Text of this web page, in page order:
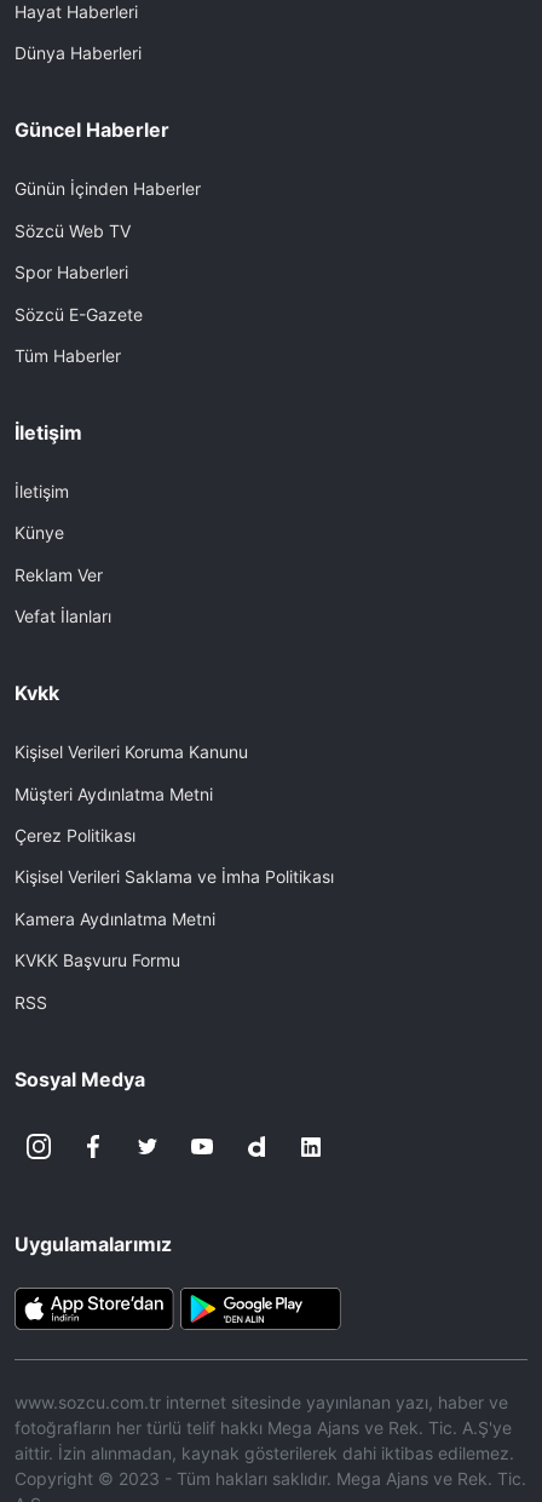
Hayat Haberleri
Dünya Haberleri
Güncel Haberler
Günün İçinden Haberler
Sözcü Web TV
Spor Haberleri
Sözcü E-Gazete
Tüm Haberler
İletişim
İletişim
Künye
Reklam Ver
Vefat İlanları
Kvkk
Kişisel Verileri Koruma Kanunu
Müşteri Aydınlatma Metni
Çerez Politikası
Kişisel Verileri Saklama ve İmha Politikası
Kamera Aydınlatma Metni
KVKK Başvuru Formu
RSS
Sosyal Medya
Uygulamalarımız
www.sozcu.com.tr internet sitesinde yayınlanan yazı, haber ve
fotoğrafların her türlü telif hakkı Mega Ajans ve Rek. Tic. A.Ş'ye
aittir. İzin alınmadan, kaynak gösterilerek dahi iktibas edilemez.
Copyright © 2023 - Tüm hakları saklıdır. Mega Ajans ve Rek. Tic.